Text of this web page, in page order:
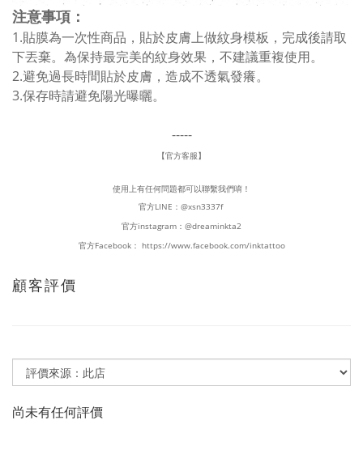
注意事項：
1.貼膜為一次性商品，貼於皮膚上做紋身模板，完成後請取
下丟棄。為保持最完美的紋身效果，不建議重複使用。
2.避免過長時間貼於皮膚，造成不透氣發癢。
3.保存時請避免陽光曝曬。
-----
【官方客服】
使用上有任何問題都可以聯繫我們唷！
官方LINE： @xsn3337f
官方instagram： @dreaminkta2
官方Facebook： https://www.facebook.com/inktattoo
顧客評價
尚未有任何評價